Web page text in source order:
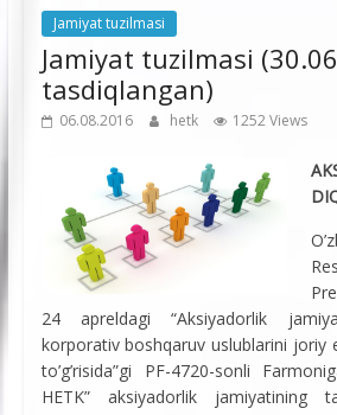
Jamiyat tuzilmasi
Jamiyat tuzilmasi
tasdiqlangan)
06.08.2016 hetk 1252 Views
24 apreldagi “Aksiyadorlik
korporativ boshqaruv uslublarini joriy
to’g’risida”gi PF-4720-sonli
HETK” aksiyadorlik jamiyatining